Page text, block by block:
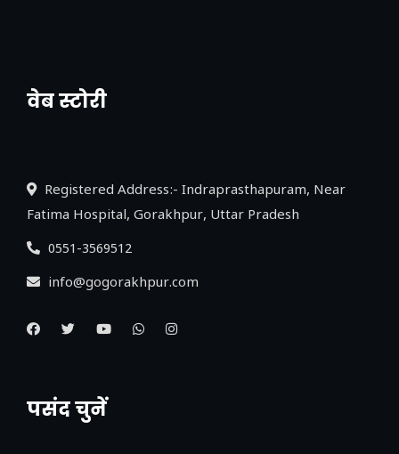
वेब स्टोरी
नया एक्सप्रेसवे: पूर्वांचल का लक, डेवलपमेंट का
Registered Address:- Indraprasthapuram, Near
Fatima Hospital, Gorakhpur, Uttar Pradesh
0551-3569512
info@gogorakhpur.com
पसंद चुनें